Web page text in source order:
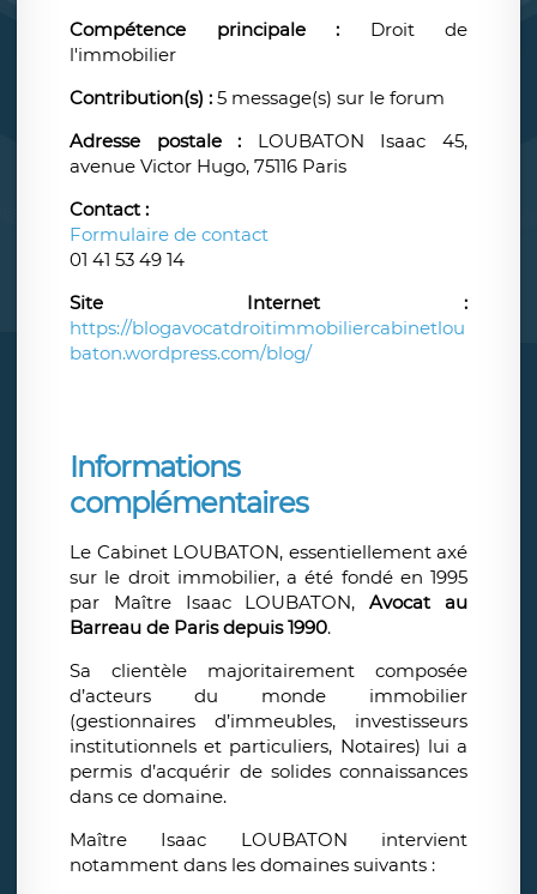
Compétence principale : Droit de
l'immobilier
Contribution(s) : 5 message(s) sur le forum
Adresse postale : LOUBATON Isaac 45,
avenue Victor Hugo, 75116 Paris
Contact :
Formulaire de contact
01 41 53 49 14
Site Internet :
https://blogavocatdroitimmobiliercabinetlou
baton.wordpress.com/blog/
Informations
complémentaires
Le Cabinet LOUBATON, essentiellement axé
sur le droit immobilier, a été fondé en 1995
par Maître Isaac LOUBATON,Avocat au
Barreau de Paris depuis 1990.
Sa clientèle majoritairement composée
d’acteurs du monde immobilier
(gestionnaires d’immeubles, investisseurs
institutionnels et particuliers, Notaires) lui a
permis d’acquérir de solides connaissances
dans ce domaine.
Maître Isaac LOUBATON intervient
notamment dans les domaines suivants :